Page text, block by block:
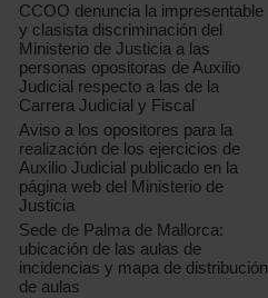
CCOO denuncia la impresentable
y clasista discriminación del
Ministerio de Justicia a las
personas opositoras de Auxilio
Judicial respecto a las de la
Carrera Judicial y Fiscal
Aviso a los opositores para la
realización de los ejercicios de
Auxilio Judicial publicado en la
página web del Ministerio de
Justicia
Sede de Palma de Mallorca:
ubicación de las aulas de
incidencias y mapa de distribución
de aulas